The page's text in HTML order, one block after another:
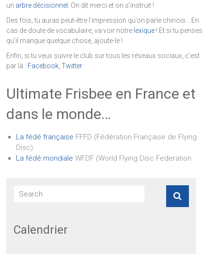
un arbre décisionnel . On dit merci et on s’instruit !
Des fois, tu auras peut-être l’impression qu’on parle chinois… En
cas de doute de vocabulaire, va voir notre lexique ! Et si tu penses
qu’il manque quelque chose, ajoute-le !
Enfin, si tu veux suivre le club sur tous les réseaux sociaux, c’est
par là : Facebook,Twitter
Ultimate Frisbee en France et
dans le monde…
La fédé française FFFD (Fédération Française de Flying
Disc)
La fédé mondiale WFDF (World Flying Disc Federation
Calendrier